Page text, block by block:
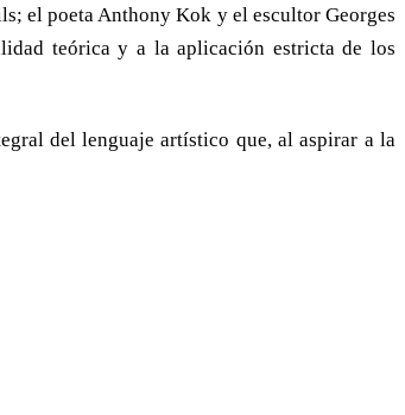
el poeta Anthony Kok y el escultor Georges
teórica y a la aplicación estricta de los
del lenguaje artístico que, al aspirar a la